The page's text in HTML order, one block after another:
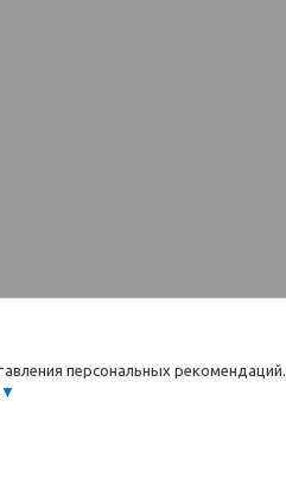
персональных рекомендаций.